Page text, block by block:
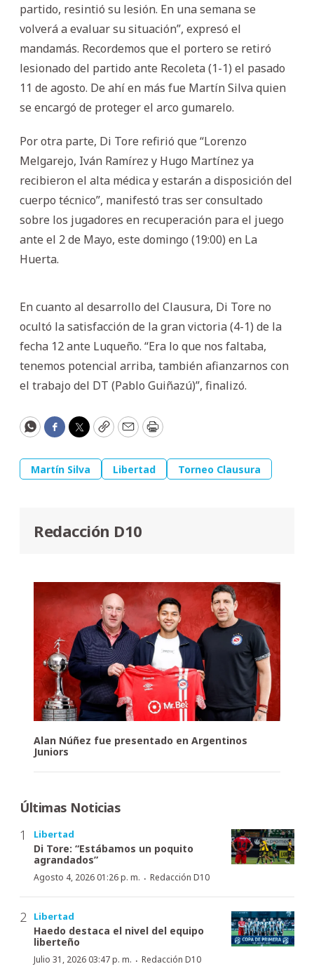
partido, resintió su lesión. En una semana se
volverá a evaluar su situación”, expresó el
mandamás. Recordemos que el portero se retiró
lesionado del partido ante Recoleta (1-1) el pasado
11 de agosto. De ahí en más fue Martín Silva quien
se encargó de proteger el arco gumarelo.
Por otra parte, Di Tore refirió que “Lorenzo
Melgarejo, Iván Ramírez y Hugo Martínez ya
recibieron el alta médica y estarán a disposición del
cuerpo técnico”, manifestó tras ser consultado
sobre los jugadores en recuperación para el juego
ante el 2 de Mayo, este domingo (19:00) en La
Huerta.
En cuanto al desarrollo del Clausura, Di Tore no
ocultó la satisfacción de la gran victoria (4-1) de la
fecha 12 ante Luqueño. “Era lo que nos faltaba,
tenemos potencial arriba, también afianzarnos con
el trabajo del DT (Pablo Guiñazú)”, finalizó.
WhatsApp
Facebook
Twitter
CopyEmailPrint
Martín Silva Libertad Torneo Clausura
Redacción D10
Alan Núñez fue presentado en Argentinos
Juniors
Últimas Noticias
Libertad
Di Tore: “Estábamos un poquito
agrandados”
Agosto 4, 2026 01:26 p. m. · Redacción D10
Libertad
Haedo destaca el nivel del equipo
liberteño
Julio 31, 2026 03:47 p. m. · Redacción D10